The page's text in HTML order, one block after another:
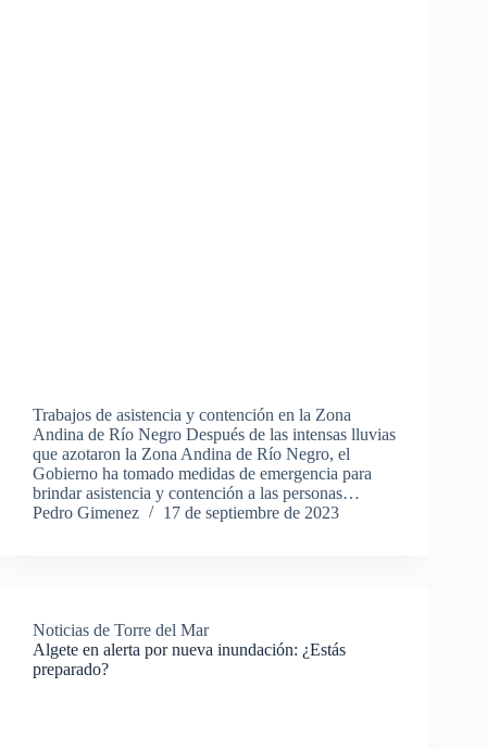
Trabajos de asistencia y contención en la Zona
Andina de Río Negro Después de las intensas lluvias
que azotaron la Zona Andina de Río Negro, el
Gobierno ha tomado medidas de emergencia para
brindar asistencia y contención a las personas…
Pedro Gimenez
17 de septiembre de 2023
Noticias de Torre del Mar
Algete en alerta por nueva inundación: ¿Estás
preparado?